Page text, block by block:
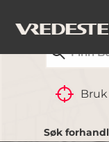
Søk